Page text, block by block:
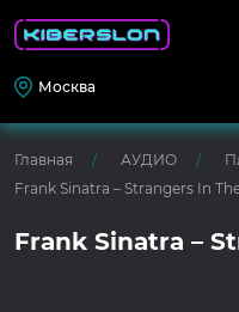
Москва
Главная АУДИО
Frank Sinatra – Strangers In
Frank Sinatra –